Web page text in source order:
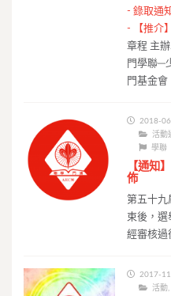
- 錄取通
-
【推介
章程 主
門學聯─
門基金
2018-
活動
學聯
【通知
佈
第五十九
束後，選
經審核過
2017-
活動